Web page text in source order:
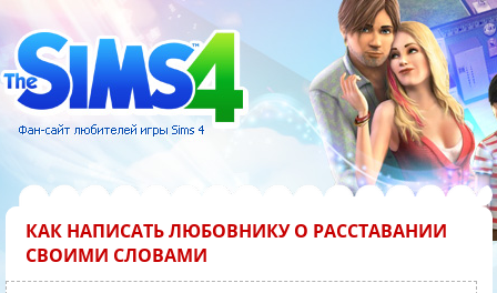
КАК НАПИСАТЬ ЛЮБОВНИКУ О РАССТАВАНИИ
СВОИМИ СЛОВАМИ